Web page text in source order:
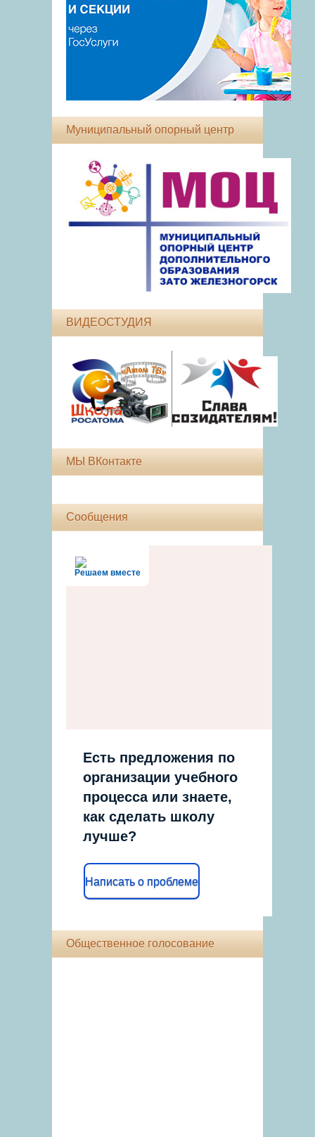
Муниципальный опорный центр
ВИДЕОСТУДИЯ
МЫ ВКонтакте
Сообщения
Решаем вместе
Есть предложения по
организации учебного
процесса или знаете,
как сделать школу
лучше?
Написать о проблеме
Общественное голосование